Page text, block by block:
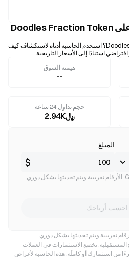
احسب عوائدك المحتملة على Doodles Fraction Token
هل تتساءل عن أداء Doodles Fraction Token؟ استخدم الحاسبة أدناه لاستكشاف كيف
استنادًا إلى الأسعار التاريخية.
هيمنة السوق
--
حجم تداول 24 ساعة
﷼2.94K
المبلغ
$
احسب أرباحك
المستقبلية. تخضع الاستثمارات في العملات
من استثمارك أو كاملَه. هذه الحاسبة لأغراض